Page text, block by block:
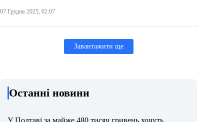
07 Грудня 2025, 02:07
Завантажити ще
Останні новини